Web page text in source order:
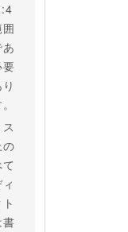
要
の
書